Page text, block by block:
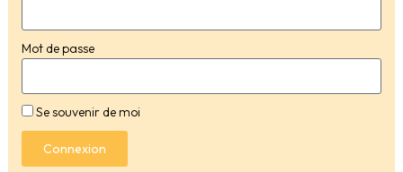
Mot de passe
Se souvenir de moi
Connexion